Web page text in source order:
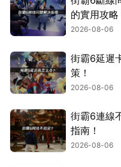
的實用攻略
2026-08-06
街霸6延遲
策！
2026-08-06
街霸6連線
指南！
2026-08-06